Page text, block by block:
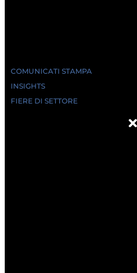
COMUNICATI STAMPA
INSIGHTS
FIERE DI SETTORE